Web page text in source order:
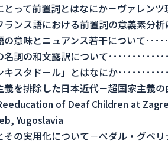
とって前置詞とはなにか－ヴァレン
ランス語における前置詞の意義素分
の意味とニュアンス若干について････
名詞の和文露訳について･･･････････
キスタドール」とはなにか･･････････
義を排除した日本近代－超国家主義の
of Deaf Children at
Yugoslavia
その実用化について－ペダル・グベ